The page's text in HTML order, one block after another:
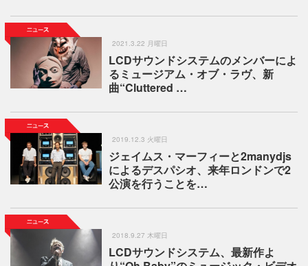
2021.3.22 月曜日
LCDサウンドシステムのメンバーによ
るミュージアム・オブ・ラヴ、新
曲“Cluttered …
2019.12.3 火曜日
ジェイムス・マーフィーと2manydjs
によるデスパシオ、来年ロンドンで2
公演を行うことを…
2018.9.27 木曜日
LCDサウンドシステム、最新作よ